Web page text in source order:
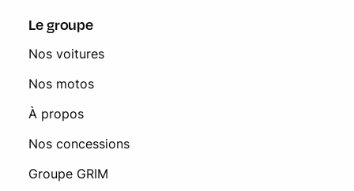
Le groupe
Nos voitures
Nos motos
À propos
Nos concessions
Groupe GRIM